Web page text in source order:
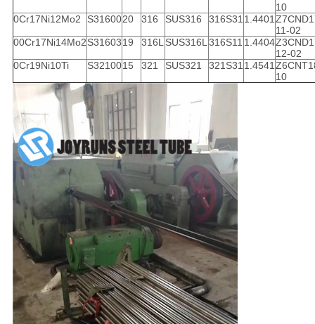
생
활
보
호
정
책
10
0Cr17Ni12Mo2
S3160020 316 SUS316 316S311.4401
11-02
00Cr17Ni14Mo2S3160319 316LSUS316L316S11 1.4404
12-02
0Cr19Ni10Ti
S3210015 321 SUS321 321S311.4541
10